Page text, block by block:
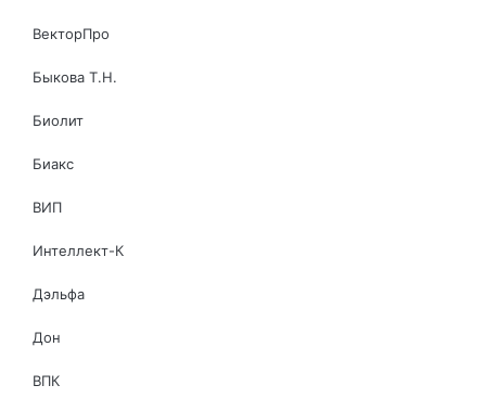
ВекторПро
Быкова Т.Н.
Биолит
Биакс
ВИП
Интеллект-К
Дэльфа
Дон
ВПК